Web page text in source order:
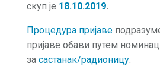
скуп је 18.10.2019.
Процедура пријаве
пријаве обави путем
за састанак/радионицу.